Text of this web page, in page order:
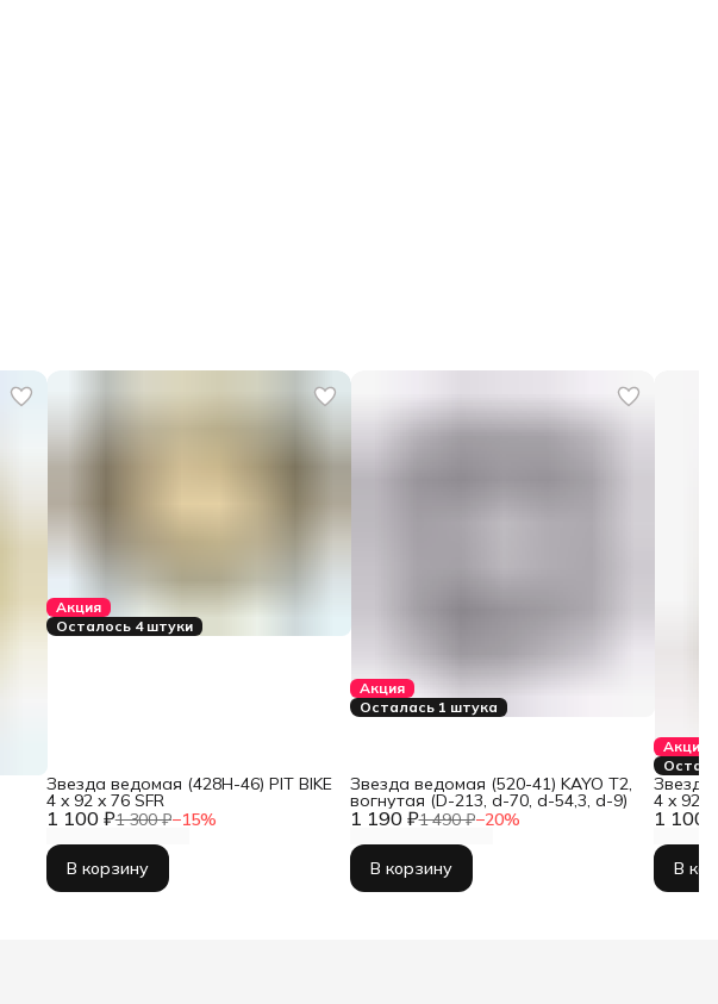
Акция
Осталось 4 штуки
1 100 ₽1 300 ₽−15%
Звезда ведомая (428H-46) PIT BIKE
4 x 92 x 76 SFR
В корзину
Акция
Осталась 1 штука
1 190 ₽1 490 ₽−20%
Звезда ведомая (520-41) KAYO T2,
вогнутая (D-213, d-70, d-54,3, d-9)
В корзину
Акция
1 100
Звезда
4 x 92 x
В